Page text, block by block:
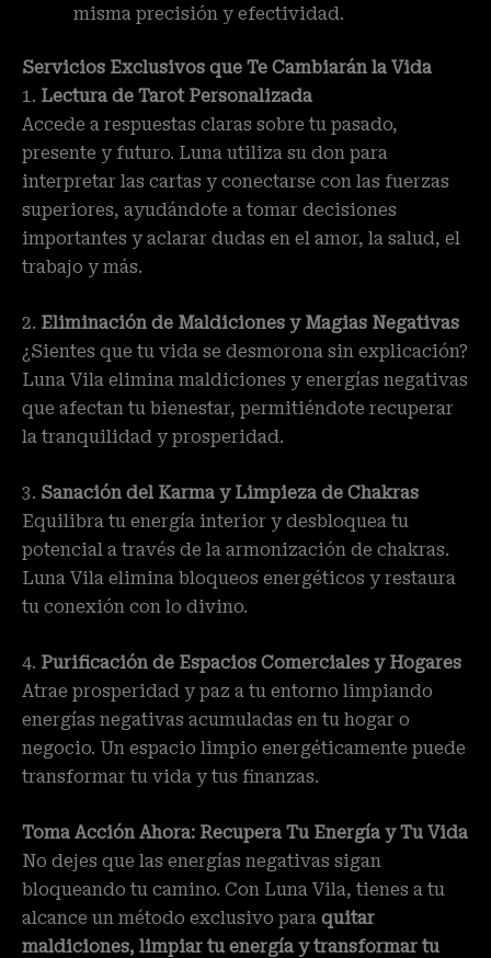
misma precisión y efectividad.
Servicios Exclusivos que Te Cambiarán la Vida
1. Lectura de Tarot Personalizada
Accede a respuestas claras sobre tu pasado,
presente y futuro. Luna utiliza su don para
interpretar las cartas y conectarse con las fuerzas
superiores, ayudándote a tomar decisiones
importantes y aclarar dudas en el amor, la salud, el
trabajo y más.
2. Eliminación de Maldiciones y Magias Negativas
¿Sientes que tu vida se desmorona sin explicación?
Luna Vila elimina maldiciones y energías negativas
que afectan tu bienestar, permitiéndote recuperar
la tranquilidad y prosperidad.
3. Sanación del Karma y Limpieza de Chakras
Equilibra tu energía interior y desbloquea tu
potencial a través de la armonización de chakras.
Luna Vila elimina bloqueos energéticos y restaura
tu conexión con lo divino.
4. Purificación de Espacios Comerciales y Hogares
Atrae prosperidad y paz a tu entorno limpiando
energías negativas acumuladas en tu hogar o
negocio. Un espacio limpio energéticamente puede
transformar tu vida y tus finanzas.
Toma Acción Ahora: Recupera Tu Energía y Tu Vida
No dejes que las energías negativas sigan
bloqueando tu camino. Con Luna Vila, tienes a tu
alcance un método exclusivo para quitar
maldiciones, limpiar tu energía y transformar tu